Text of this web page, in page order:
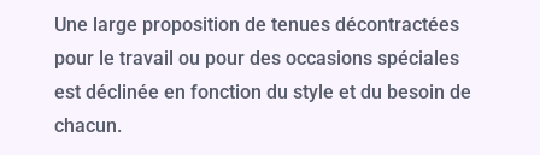
Une large proposition de tenues décontractées
pour le travail ou pour des occasions spéciales
est déclinée en fonction du style et du besoin de
chacun.